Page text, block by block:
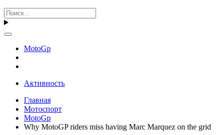
MotoGp
Активность
Главная
Мотоспорт
MotoGp
Why MotoGP riders miss having Marc Marquez on the grid